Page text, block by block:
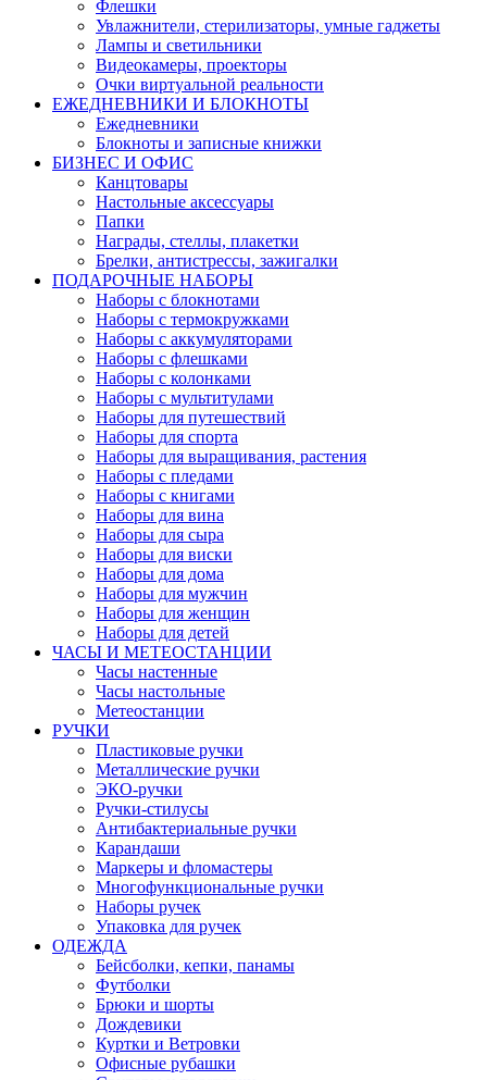
Флешки
Увлажнители, стерилизаторы, умные гаджеты
Лампы и светильники
Видеокамеры, проекторы
Очки виртуальной реальности
ЕЖЕДНЕВНИКИ И БЛОКНОТЫ
Ежедневники
Блокноты и записные книжки
БИЗНЕС И ОФИС
Канцтовары
Настольные аксессуары
Папки
Награды, стеллы, плакетки
Брелки, антистрессы, зажигалки
ПОДАРОЧНЫЕ НАБОРЫ
Наборы с блокнотами
Наборы с термокружками
Наборы с аккумуляторами
Наборы с флешками
Наборы с колонками
Наборы с мультитулами
Наборы для путешествий
Наборы для спорта
Наборы для выращивания, растения
Наборы с пледами
Наборы с книгами
Наборы для вина
Наборы для сыра
Наборы для виски
Наборы для дома
Наборы для мужчин
Наборы для женщин
Наборы для детей
ЧАСЫ И МЕТЕОСТАНЦИИ
Часы настенные
Часы настольные
Метеостанции
РУЧКИ
Пластиковые ручки
Металлические ручки
ЭКО-ручки
Ручки-стилусы
Антибактериальные ручки
Карандаши
Маркеры и фломастеры
Многофункциональные ручки
Наборы ручек
Упаковка для ручек
ОДЕЖДА
Бейсболки, кепки, панамы
Футболки
Брюки и шорты
Дождевики
Куртки и Ветровки
Офисные рубашки